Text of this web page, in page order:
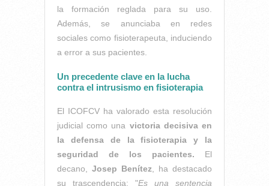
la formación reglada para su uso.
Además, se anunciaba en redes
sociales como fisioterapeuta, induciendo
a error a sus pacientes.
Un precedente clave en la lucha
contra el intrusismo en fisioterapia
El ICOFCV ha valorado esta resolución
judicial como una victoria decisiva en
la defensa de la fisioterapia y la
seguridad de los pacientes. El
decano, Josep Benítez, ha destacado
su trascendencia: "Es una sentencia